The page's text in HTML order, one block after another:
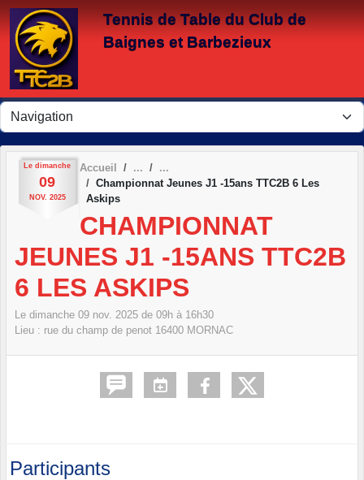
Tennis de Table du Club de
Baignes et Barbezieux
Le dimanche
09
NOV. 2025
Accueil
Championnat Jeunes J1 -15ans TTC2B 6 Les
Askips
CHAMPIONNAT
JEUNES J1 -15ANS TTC2B
6 LES ASKIPS
Le dimanche 09 nov. 2025 de 09h à 16h30
Lieu : rue du champ de penot 16400 MORNAC
Participants
Panneau de gestion des cookies